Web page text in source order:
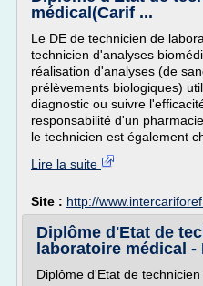
médical(Carif ...
Le DE de technicien de
technicien d'analyses
réalisation d'analyses (de
prélèvements biologiques)
diagnostic ou suivre
responsabilité d'un
le technicien est également
Lire la suite
Site : http://
Diplôme d'Etat de
laboratoire médical -
Diplôme d'Etat de